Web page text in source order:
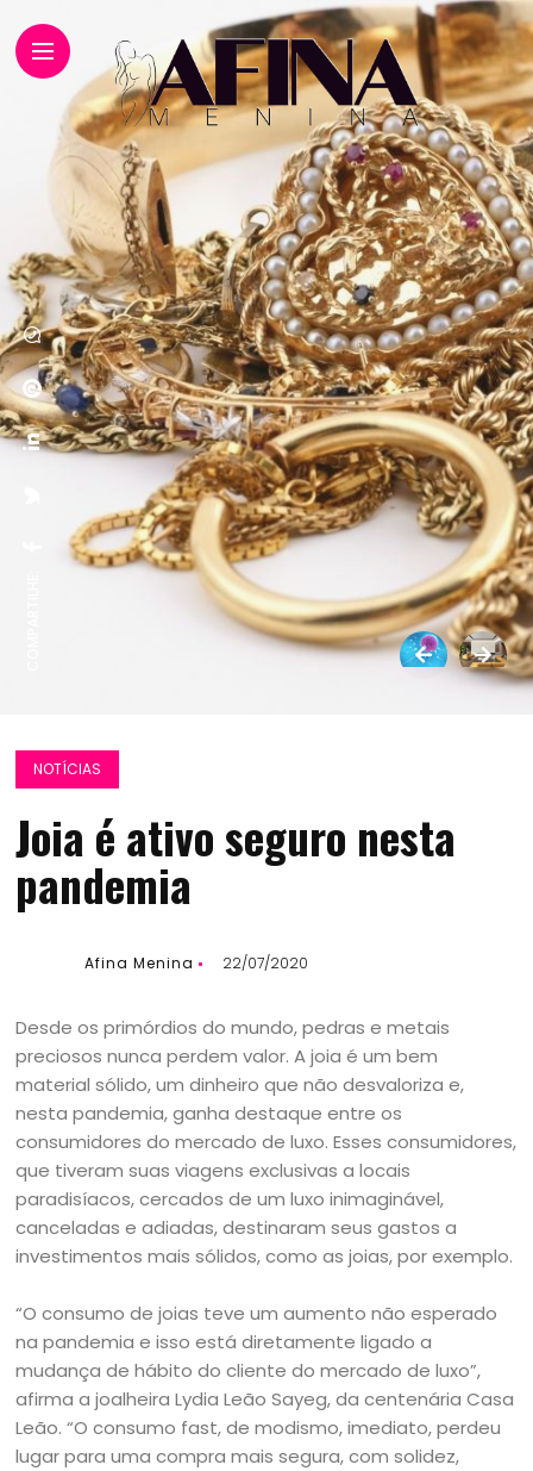
NOTÍCIAS
Joia é ativo seguro nesta
pandemia
Afina Menina 22/07/2020
Desde os primórdios do mundo, pedras e metais
preciosos nunca perdem valor. A joia é um bem
material sólido, um dinheiro que não desvaloriza e,
nesta pandemia, ganha destaque entre os
consumidores do mercado de luxo. Esses consumidores,
que tiveram suas viagens exclusivas a locais
paradisíacos, cercados de um luxo inimaginável,
canceladas e adiadas, destinaram seus gastos a
investimentos mais sólidos, como as joias, por exemplo.
“O consumo de joias teve um aumento não esperado
na pandemia e isso está diretamente ligado a
mudança de hábito do cliente do mercado de luxo”,
afirma a joalheira Lydia Leão Sayeg, da centenária Casa
Leão. “O consumo fast, de modismo, imediato, perdeu
lugar para uma compra mais segura, com solidez,